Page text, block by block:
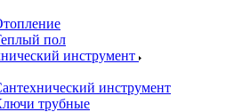
пол
инструмент
инструмент
трубные